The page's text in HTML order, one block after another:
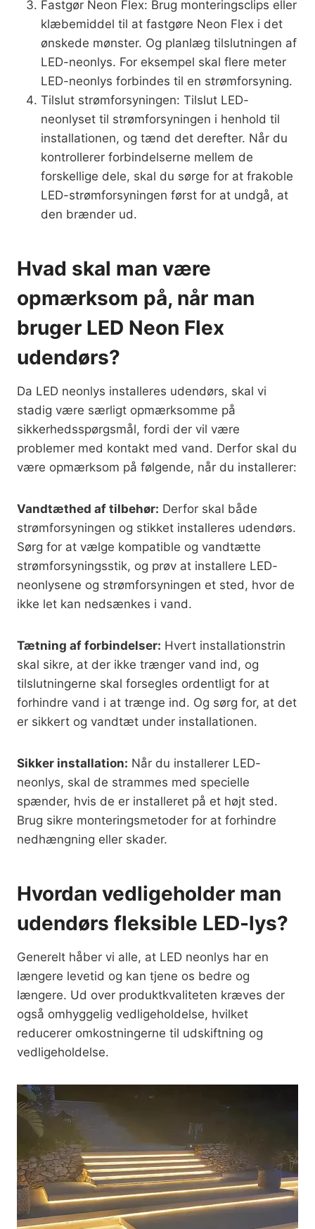
Fastgør Neon Flex: Brug monteringsclips eller
klæbemiddel til at fastgøre Neon Flex i det
ønskede mønster. Og planlæg tilslutningen af
LED-neonlys. For eksempel skal flere meter
LED-neonlys forbindes til en strømforsyning.
Tilslut strømforsyningen: Tilslut LED-
neonlyset til strømforsyningen i henhold til
installationen, og tænd det derefter. Når du
kontrollerer forbindelserne mellem de
forskellige dele, skal du sørge for at frakoble
LED-strømforsyningen først for at undgå, at
den brænder ud.
Hvad skal man være
opmærksom på, når man
bruger LED Neon Flex
udendørs?
Da LED neonlys installeres udendørs, skal vi
stadig være særligt opmærksomme på
sikkerhedsspørgsmål, fordi der vil være
problemer med kontakt med vand. Derfor skal du
være opmærksom på følgende, når du installerer:
Vandtæthed af tilbehør: Derfor skal både
strømforsyningen og stikket installeres udendørs.
Sørg for at vælge kompatible og vandtætte
strømforsyningsstik, og prøv at installere LED-
neonlysene og strømforsyningen et sted, hvor de
ikke let kan nedsænkes i vand.
Tætning af forbindelser: Hvert installationstrin
skal sikre, at der ikke trænger vand ind, og
tilslutningerne skal forsegles ordentligt for at
forhindre vand i at trænge ind. Og sørg for, at det
er sikkert og vandtæt under installationen.
Sikker installation: Når du installerer LED-
neonlys, skal de strammes med specielle
spænder, hvis de er installeret på et højt sted.
Brug sikre monteringsmetoder for at forhindre
nedhængning eller skader.
Hvordan vedligeholder man
udendørs fleksible LED-lys?
Generelt håber vi alle, at LED neonlys har en
længere levetid og kan tjene os bedre og
længere. Ud over produktkvaliteten kræves der
også omhyggelig vedligeholdelse, hvilket
reducerer omkostningerne til udskiftning og
vedligeholdelse.